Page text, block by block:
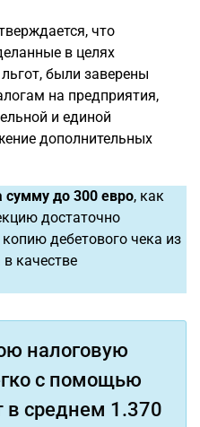
что
в целях
были заверены
на предприятия,
и единой
дополнительных
сумму до 300 евро, как
достаточно
дебетового чека из
качестве
налоговую
с помощью
в среднем 1.370